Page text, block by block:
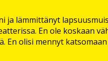
ja lämmittänyt
En ole koskaan
En olisi mennyt